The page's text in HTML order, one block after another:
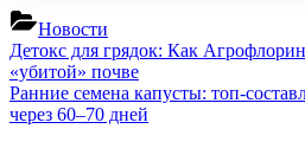
Новости
Навигация
по
записям
Previous
Post:
Детокс для грядок: Как
«убитой» почве
Next
Post:
Ранние семена капусты:
через 60–70 дней